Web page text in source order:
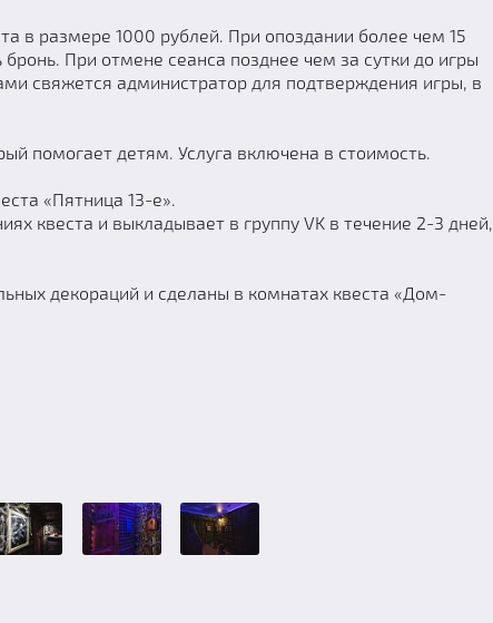
в размере 1000 рублей. При опоздании более чем 15
При отмене сеанса позднее чем за сутки до игры
свяжется администратор для подтверждения игры, в
помогает детям. Услуга включена в стоимость.
«Пятница 13-е».
квеста и выкладывает в группу VK в течение 2-3 дней,
декораций и сделаны в комнатах квеста «Дом-